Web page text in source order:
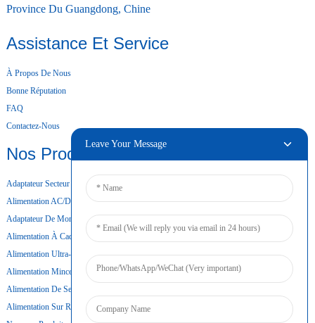
Province Du Guangdong, Chine
Assistance Et Service
À Propos De Nous
Bonne Réputation
FAQ
Contactez-Nous
Nos Produits
Adaptateur Secteur De Bureau
Alimentation AC/DC
Adaptateur De Montage Mural
Alimentation À Cadre Ouvert
Alimentation Ultra-Mince
Alimentation Mince
Alimentation De Secours Par Batterie
Alimentation Sur Rail DIN
Leave Your Message